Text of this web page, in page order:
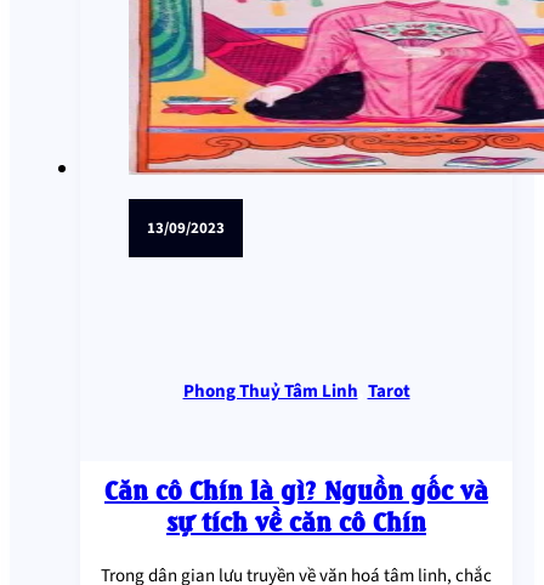
13/09/2023
Phong Thuỷ Tâm Linh Tarot
Căn cô Chín là gì? Nguồn gốc và
sự tích về căn cô Chín
Trong dân gian lưu truyền về văn hoá tâm linh, chắc